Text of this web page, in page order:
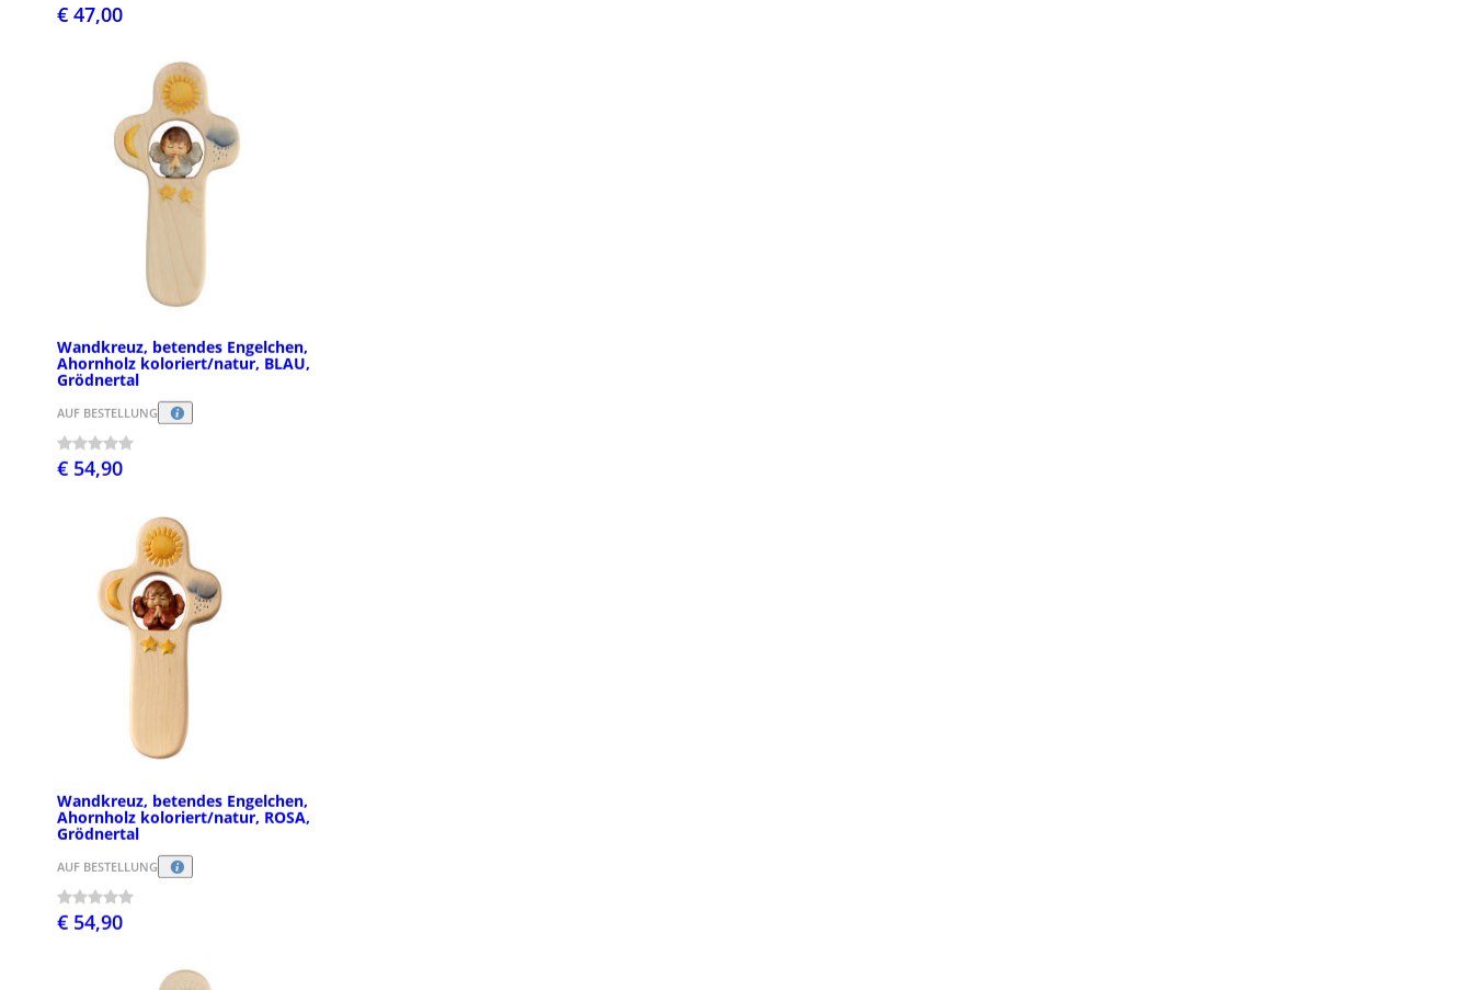
€ 47,00
Wandkreuz, betendes Engelchen,
Ahornholz koloriert/natur, BLAU,
Grödnertal
AUF BESTELLUNG
€ 54,90
Wandkreuz, betendes Engelchen,
Ahornholz koloriert/natur, ROSA,
Grödnertal
AUF BESTELLUNG
€ 54,90